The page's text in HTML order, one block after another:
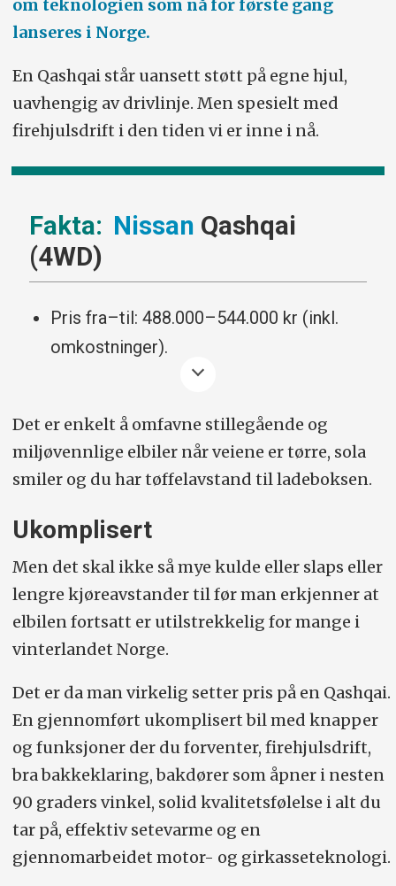
om teknologien som nå for første gang
lanseres i Norge.
En Qashqai står uansett støtt på egne hjul,
uavhengig av drivlinje. Men spesielt med
firehjulsdrift i den tiden vi er inne i nå.
Nissan Qashqai
(4WD)
Pris fra–til: 488.000–544.000 kr (inkl.
omkostninger).
514.000 kr (ink. omkostninger)
Spesifikasjoner prøvekjørt bil (Tekna 4WD):
Motor/girkasse:
hester, 7-trinns automat.
0–100:9,9 sek.
Forbruk:0,88 liter/mil (Motors måling).
Lengde/bredde/høyde/bakkeklaring
(cm):
442/183/162/18
Bagasjevolum (liter):479
Vekt/nyttelast/hengervekt (kg):
2040/395/1800.
Det er enkelt å omfavne stillegående og
miljøvennlige elbiler når veiene er tørre, sola
smiler og du har tøffelavstand til ladeboksen.
Ukomplisert
Men det skal ikke så mye kulde eller slaps eller
lengre kjøreavstander til før man erkjenner at
elbilen fortsatt er utilstrekkelig for mange i
vinterlandet Norge.
Det er da man virkelig setter pris på en Qashqai.
En gjennomført ukomplisert bil med knapper
og funksjoner der du forventer, firehjulsdrift,
bra bakkeklaring, bakdører som åpner i nesten
90 graders vinkel, solid kvalitetsfølelse i alt du
tar på, effektiv setevarme og en
gjennomarbeidet motor- og girkasseteknologi.